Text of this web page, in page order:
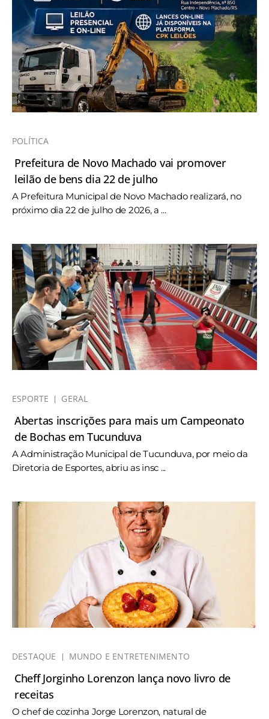
POLÍTICA
Prefeitura de Novo Machado vai promover
leilão de bens dia 22 de julho
A Prefeitura Municipal de Novo Machado realizará, no
próximo dia 22 de julho de 2026, a ...
ESPORTE GERAL
Abertas inscrições para mais um Campeonato
de Bochas em Tucunduva
A Administração Municipal de Tucunduva, por meio da
Diretoria de Esportes, abriu as insc ...
DESTAQUE MUNDO E ENTRETENIMENTO
Cheff Jorginho Lorenzon lança novo livro de
receitas
O chef de cozinha Jorge Lorenzon, natural de